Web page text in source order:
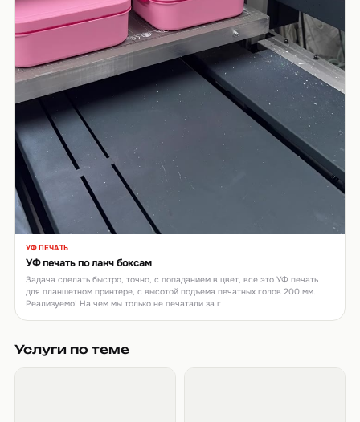
▶
УФ ПЕЧАТЬ
УФ печать по ланч боксам
Задача сделать быстро, точно, с попаданием в цвет, все это УФ печать
для планшетном принтере, с высотой подъема печатных голов 200 мм.
Реализуемо! На чем мы только не печатали за г
Услуги по теме